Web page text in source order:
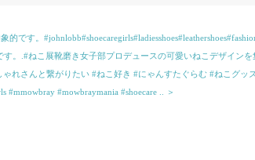
です。
。.#ねこ展靴磨き女子部プロデュースの可愛いねこデザイン
れさんと繋がりたい #ねこ好き #にゃんすたぐらむ #ねこグッ
#mmowbray #mowbraymania #shoecare .. ＞